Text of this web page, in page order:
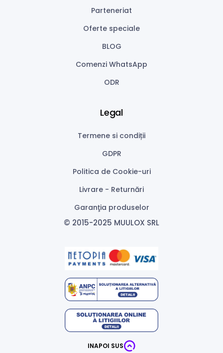
Parteneriat
Oferte speciale
BLOG
Comenzi WhatsApp
ODR
Legal
Termene si condiții
GDPR
Politica de Cookie-uri
Livrare - Returnări
Garanţia produselor
© 2015-2025 MUULOX SRL
INAPOI SUS